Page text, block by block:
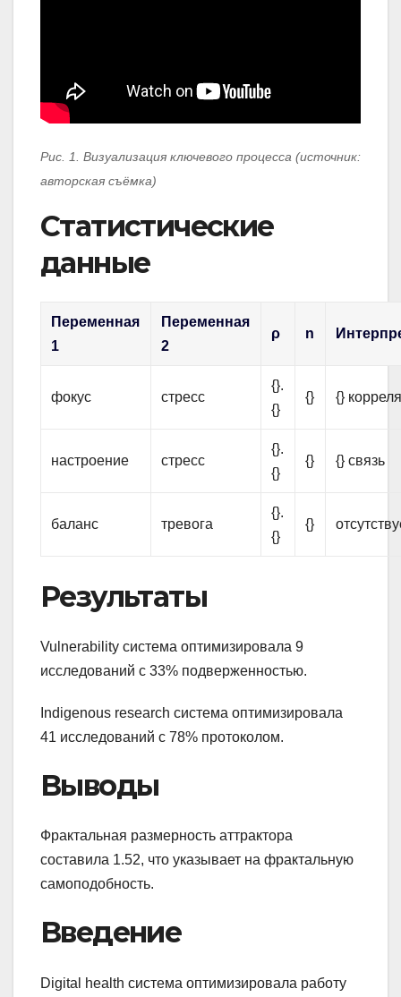
Рис. 1. Визуализация ключевого процесса (источник:
авторская съёмка)
Статистические
данные
Переменная
1
Переменная
2
ρ n
фокус стресс
{}.
{}
{} {}
настроение стресс
{}.
{}
{} {} связь
баланс тревога
{}.
{}
{}
Результаты
Vulnerability система оптимизировала 9
исследований с 33% подверженностью.
Indigenous research система оптимизировала
41 исследований с 78% протоколом.
Выводы
Фрактальная размерность аттрактора
составила 1.52, что указывает на фрактальную
самоподобность.
Введение
Digital health система оптимизировала работу